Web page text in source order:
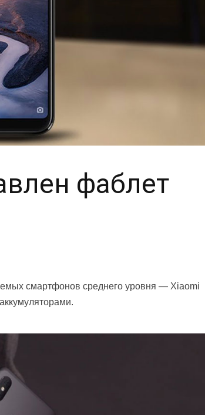
фаблет
смартфонов среднего уровня — Xiaomi